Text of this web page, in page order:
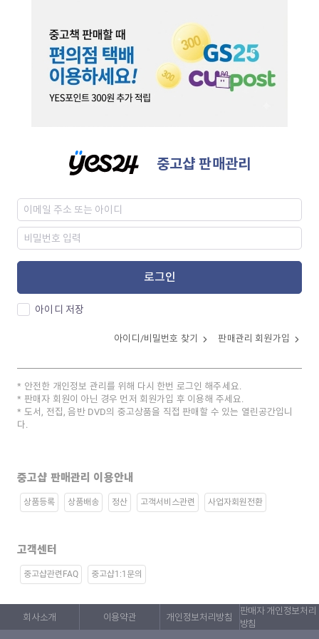
중고샵 판매관리
로그인
아이디 저장
아이디/비밀번호 찾기 판매관리 회원가입
안전한 개인정보 관리를 위해 다시 한번 로그인 해주세요.
판매자 회원이 아닌 경우 먼저 회원가입 후 이용해 주세요.
도서, 전집, 음반 DVD의 중고상품을 직접 판매할 수 있는 열린공간입니
다.
중고샵 판매관리 이용안내
상품등록 상품배송 정산 고객서비스관련 사업자회원전환
고객센터
중고샵관련FAQ 중고샵1:1문의
회사소개 이용약관 개인정보처리방침
판매자 개인정보처리
방침